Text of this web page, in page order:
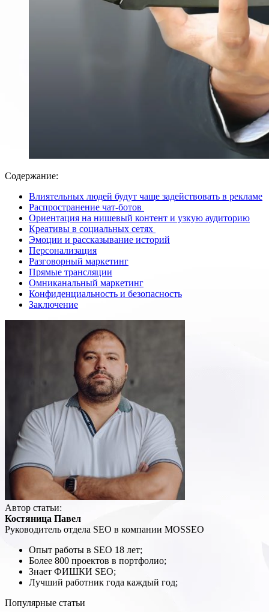
Содержание:
Влиятельных людей будут чаще задействовать в рекламе
Распространение чат-ботов
Ориентация на нишевый контент и узкую аудиторию
Креативы в социальных сетях
Эмоции и рассказывание историй
Персонализация
Разговорный маркетинг
Прямые трансляции
Омниканальный маркетинг
Конфиденциальность и безопасность
Заключение
Автор статьи:
Костяница Павел
Руководитель отдела SEO в компании MOSSEO
Опыт работы в SEO 18 лет;
Более 800 проектов в портфолио;
Знает ФИШКИ SEO;
Лучший работник года каждый год;
Популярные статьи